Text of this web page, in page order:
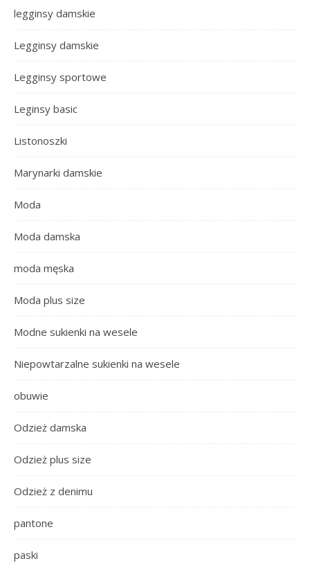
legginsy damskie
Legginsy damskie
Legginsy sportowe
Leginsy basic
Listonoszki
Marynarki damskie
Moda
Moda damska
moda męska
Moda plus size
Modne sukienki na wesele
Niepowtarzalne sukienki na wesele
obuwie
Odzież damska
Odzież plus size
Odzież z denimu
pantone
paski